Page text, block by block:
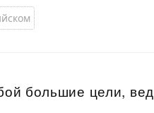
большие цели,